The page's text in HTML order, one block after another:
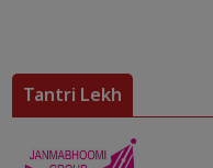
Tantri Lekh